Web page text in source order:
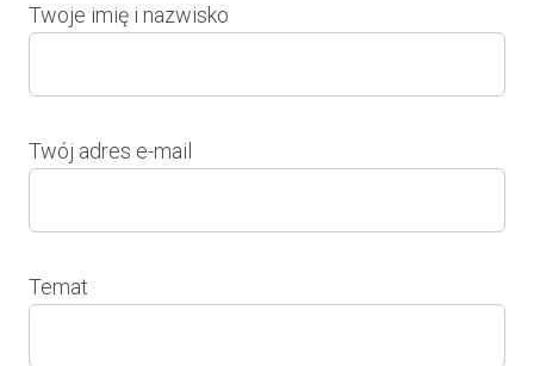
Twoje imię i nazwisko
Twój adres e-mail
Temat